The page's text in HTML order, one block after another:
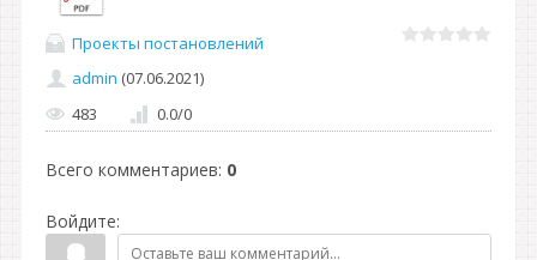
Проекты постановлений
admin (07.06.2021)
483
0.0/0
Всего комментариев: 0
Войдите: